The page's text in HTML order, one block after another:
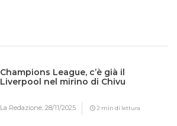
Champions League, c’è già il
Liverpool nel mirino di Chivu
La Redazione,28/11/2025 2 min di lettura